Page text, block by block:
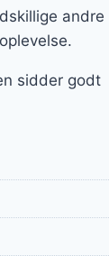
andre
sidder godt